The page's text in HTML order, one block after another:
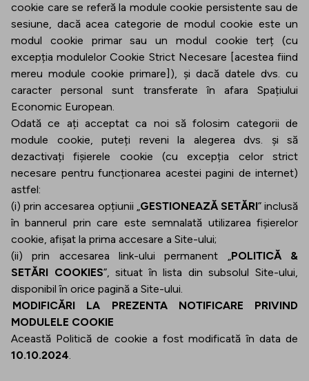
cookie care se referă la module cookie persistente sau de
sesiune, dacă acea categorie de modul cookie este un
modul cookie primar sau un modul cookie terț (cu
excepția modulelor Cookie Strict Necesare [acestea fiind
mereu module cookie primare]), și dacă datele dvs. cu
caracter personal sunt transferate în afara Spațiului
Economic European.
Odată ce ați acceptat ca noi să folosim categorii de
module cookie, puteți reveni la alegerea dvs. și să
dezactivați fișierele cookie (cu excepția celor strict
necesare pentru funcționarea acestei pagini de internet)
astfel:
(i) prin accesarea opțiunii „GESTIONEAZĂ SETĂRI” inclusă
în bannerul prin care este semnalată utilizarea fișierelor
cookie, afișat la prima accesare a Site-ului;
(ii) prin accesarea link-ului permanent „POLITICĂ &
SETĂRI COOKIES”, situat în lista din subsolul Site-ului,
disponibil în orice pagină a Site-ului.
MODIFICĂRI LA PREZENTA NOTIFICARE PRIVIND
MODULELE COOKIE
Această Politică de cookie a fost modificată în data de
10.10.2024.